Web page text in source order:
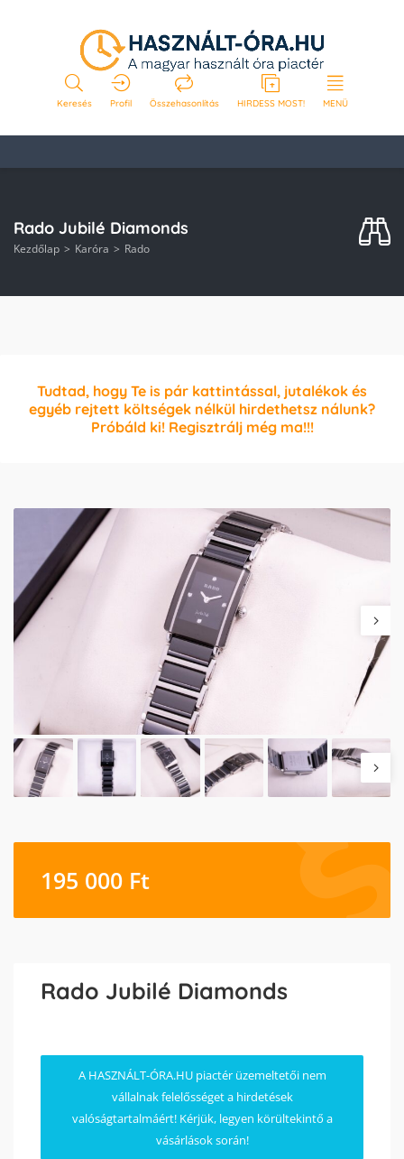
Keresés Profil Összehasonlítás HIRDESS MOST! MENÜ
Rado Jubilé Diamonds
Kezdőlap Karóra Rado
Tudtad, hogy Te is pár kattintással, jutalékok és
egyéb rejtett költségek nélkül hirdethetsz nálunk?
Próbáld ki! Regisztrálj még ma!!!
195 000 Ft
Rado Jubilé Diamonds
A HASZNÁLT-ÓRA.HU piactér üzemeltetői nem
vállalnak felelősséget a hirdetések
valóságtartalmáért! Kérjük, legyen körültekintő a
vásárlások során!